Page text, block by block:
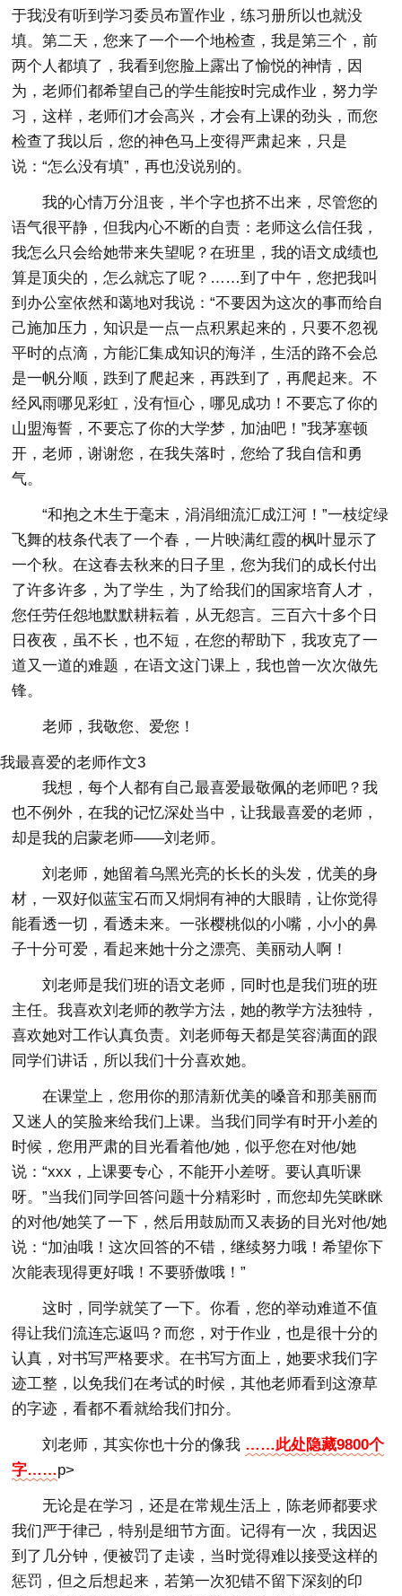
于我没有听到学习委员布置作业，练习册所以也就没
填。第二天，您来了一个一个地检查，我是第三个，前
两个人都填了，我看到您脸上露出了愉悦的神情，因
为，老师们都希望自己的学生能按时完成作业，努力学
习，这样，老师们才会高兴，才会有上课的劲头，而您
检查了我以后，您的神色马上变得严肃起来，只是
说：“怎么没有填”，再也没说别的。
我的心情万分沮丧，半个字也挤不出来，尽管您的
语气很平静，但我内心不断的自责：老师这么信任我，
我怎么只会给她带来失望呢？在班里，我的语文成绩也
算是顶尖的，怎么就忘了呢？……到了中午，您把我叫
到办公室依然和蔼地对我说：“不要因为这次的事而给自
己施加压力，知识是一点一点积累起来的，只要不忽视
平时的点滴，方能汇集成知识的海洋，生活的路不会总
是一帆分顺，跌到了爬起来，再跌到了，再爬起来。不
经风雨哪见彩虹，没有恒心，哪见成功！不要忘了你的
山盟海誓，不要忘了你的大学梦，加油吧！”我茅塞顿
开，老师，谢谢您，在我失落时，您给了我自信和勇
气。
“和抱之木生于毫末，涓涓细流汇成江河！”一枝绽绿
飞舞的枝条代表了一个春，一片映满红霞的枫叶显示了
一个秋。在这春去秋来的日子里，您为我们的成长付出
了许多许多，为了学生，为了给我们的国家培育人才，
您任劳任怨地默默耕耘着，从无怨言。三百六十多个日
日夜夜，虽不长，也不短，在您的帮助下，我攻克了一
道又一道的难题，在语文这门课上，我也曾一次次做先
锋。
老师，我敬您、爱您！
我最喜爱的老师作文3
我想，每个人都有自己最喜爱最敬佩的老师吧？我
也不例外，在我的记忆深处当中，让我最喜爱的老师，
却是我的启蒙老师——刘老师。
刘老师，她留着乌黑光亮的长长的头发，优美的身
材，一双好似蓝宝石而又烔烔有神的大眼睛，让你觉得
能看透一切，看透未来。一张樱桃似的小嘴，小小的鼻
子十分可爱，看起来她十分之漂亮、美丽动人啊！
刘老师是我们班的语文老师，同时也是我们班的班
主任。我喜欢刘老师的教学方法，她的教学方法独特，
喜欢她对工作认真负责。刘老师每天都是笑容满面的跟
同学们讲话，所以我们十分喜欢她。
在课堂上，您用你的那清新优美的嗓音和那美丽而
又迷人的笑脸来给我们上课。当我们同学有时开小差的
时候，您用严肃的目光看着他/她，似乎您在对他/她
说：“xxx，上课要专心，不能开小差呀。要认真听课
呀。”当我们同学回答问题十分精彩时，而您却先笑眯眯
的对他/她笑了一下，然后用鼓励而又表扬的目光对他/她
说：“加油哦！这次回答的不错，继续努力哦！希望你下
次能表现得更好哦！不要骄傲哦！”
这时，同学就笑了一下。你看，您的举动难道不值
得让我们流连忘返吗？而您，对于作业，也是很十分的
认真，对书写严格要求。在书写方面上，她要求我们字
迹工整，以免我们在考试的时候，其他老师看到这潦草
的字迹，看都不看就给我们扣分。
刘老师，其实你也十分的像我 ……此处隐藏9800个
字……p>
无论是在学习，还是在常规生活上，陈老师都要求
我们严于律己，特别是细节方面。记得有一次，我因迟
到了几分钟，便被罚了走读，当时觉得难以接受这样的
惩罚，但之后想起来，若第一次犯错不留下深刻的印